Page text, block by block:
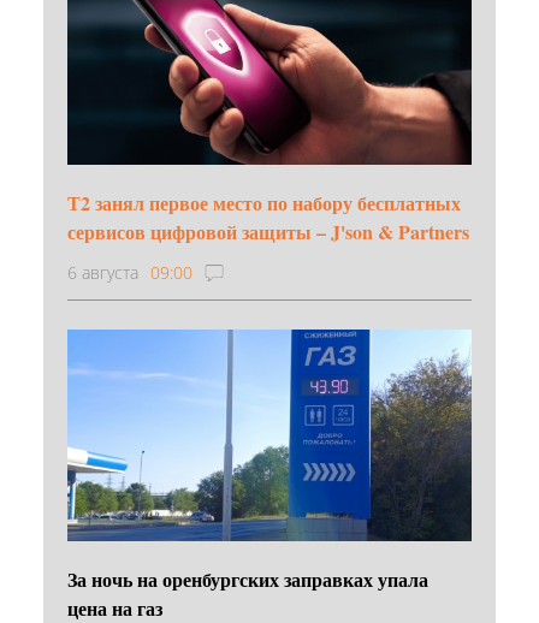
Т2 занял первое место по набору бесплатных
сервисов цифровой защиты – J'son & Partners
6 августа 09:00
За ночь на оренбургских заправках упала
цена на газ